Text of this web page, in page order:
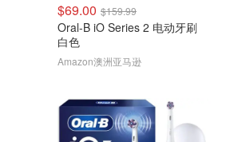
$69.00 $159.99
Oral-B iO Series 2 电动牙刷
白色
Amazon澳洲亚马逊